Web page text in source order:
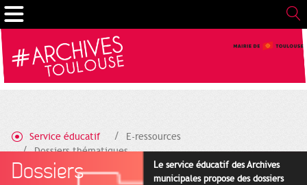
Service éducatif
E-ressources
Dossiers thématiques
Monument aux combattants de la Haute-Garonne
Dossiers
Le service éducatif des Archives
municipales propose des dossiers
Gestion de vos préférences sur les cookies